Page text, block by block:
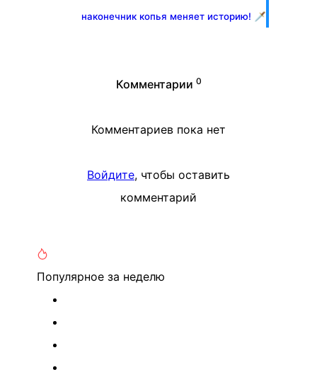
наконечник копья меняет историю! 🗡️
Комментарии 0
Комментариев пока нет
Войдите, чтобы оставить
комментарий
Популярное за неделю